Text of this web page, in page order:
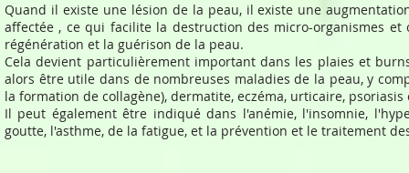
Quand il existe une lésion de la peau, il existe une
affectée , ce qui facilite la destruction des micro-organismes
régénération et la guérison de la peau.
Cela devient particulièrement important dans les plaies et
alors être utile dans de nombreuses maladies de la peau, y
la formation de collagène), dermatite, eczéma, urticaire, psoriasis
Il peut également être indiqué dans l'anémie, l'insomnie,
goutte, l'asthme, de la fatigue, et la prévention et le traitement